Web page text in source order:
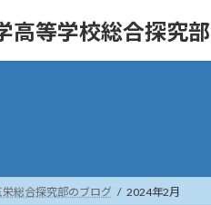
高等学校総合探究部
栄総合探究部のブログ 2024年2月